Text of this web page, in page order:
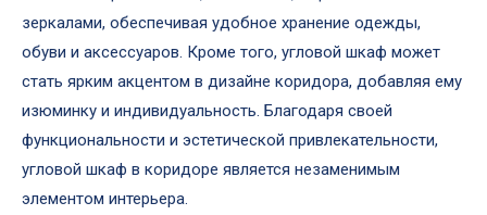
зеркалами, обеспечивая удобное хранение одежды,
обуви и аксессуаров. Кроме того, угловой шкаф может
стать ярким акцентом в дизайне коридора, добавляя ему
изюминку и индивидуальность. Благодаря своей
функциональности и эстетической привлекательности,
угловой шкаф в коридоре является незаменимым
элементом интерьера.